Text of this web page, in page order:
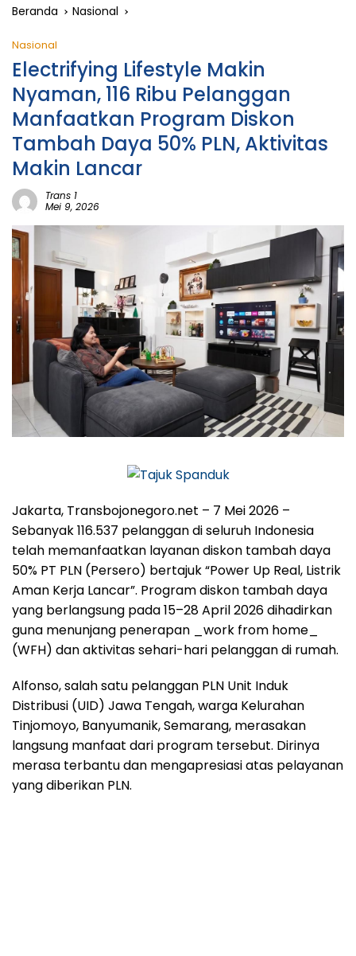
Beranda Nasional
Nasional
Electrifying Lifestyle Makin
Nyaman, 116 Ribu Pelanggan
Manfaatkan Program Diskon
Tambah Daya 50% PLN, Aktivitas
Makin Lancar
Trans 1
Mei 9, 2026
Jakarta, Transbojonegoro.net – 7 Mei 2026 –
Sebanyak 116.537 pelanggan di seluruh Indonesia
telah memanfaatkan layanan diskon tambah daya
50% PT PLN (Persero) bertajuk “Power Up Real, Listrik
Aman Kerja Lancar”. Program diskon tambah daya
yang berlangsung pada 15–28 April 2026 dihadirkan
guna menunjang penerapan _work from home_
(WFH) dan aktivitas sehari-hari pelanggan di rumah.
Alfonso, salah satu pelanggan PLN Unit Induk
Distribusi (UID) Jawa Tengah, warga Kelurahan
Tinjomoyo, Banyumanik, Semarang, merasakan
langsung manfaat dari program tersebut. Dirinya
merasa terbantu dan mengapresiasi atas pelayanan
yang diberikan PLN.